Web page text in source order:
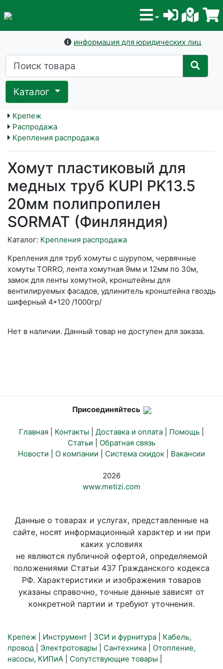
информация для юридических лиц
Каталог
Крепеж
Распродажа
Крепления распродажа
Хомут пластиковый для
медных труб KUPI PK13.5
20мм полипропилен
SORMAT (Финляндия)
Каталог: Крепления распродажа
Крепления для труб хомуты с шурупом, червячные
хомуты TORRO, лента хомутная 9мм и 12мм по 30м,
замок для ленты хомутной, кронштейны для
вентилируемых фасадов, удлинитель кронштейна гвоздь
шиферный 4*120 /1000гр/
Нет в наличии. Данный товар не доступен для заказа.
Присоединяйтесь
Главная Контакты Доставка и оплата Помощь
Статьи
Обратная связь
Новости
О компании Система скидок | Вакансии
2026
www.metizi.com
Данные о товарах и услугах, представленные на
сайте, носят информационный характер и ни при
каких условиях
не являются публичной офертой, определяемой
положениями Статьи 437 Гражданского кодекса
РФ. Характеристики и изображения товаров
указаны справочно, точные данные зависят от
конкретной партии и требуют уточнения.
Крепеж Инструмент ЗСИ и фурнитура
Кабель,
провод
Электротовары Сантехника
Отопление,
насосы, КИПиА
Сопутствующие товары